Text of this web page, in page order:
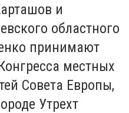
и
областного
принимают
местных
Совета Европы,
Утрехт